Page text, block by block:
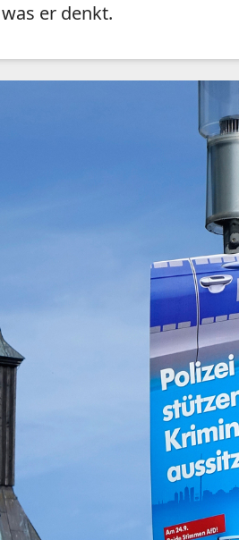
er denkt.